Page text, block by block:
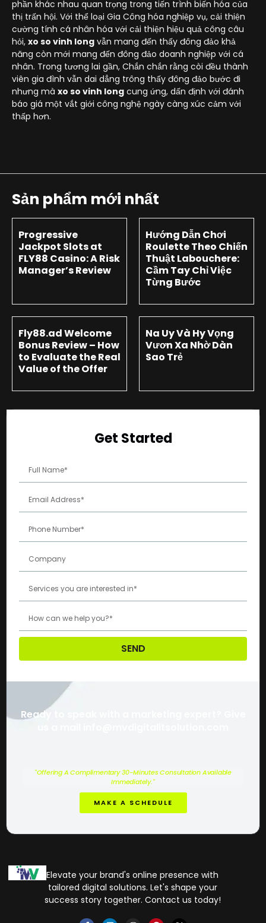
phần khác nhau quan trọng trong tiến trình biến hóa của
thị trấn hội. Với thể loại Gia Công hóa nghiệp vụ, cải thiện
cường tính cá nhân hóa với cải thiện hiệu quả công câu
hỏi, xo so vinh long vẫn mang đến thấy đông đảo khả
năng còn mới mang đến đông đảo doanh nghiệp với cá
nhân. Trong tương lai gần, Chắn chắn rằng còi đều thành
viên gia đình vẫn dai dẳng trông thấy đông đảo bước đi
nhưng mà xo so vinh long cung ứng, dấn định với đánh
báo giá một vắt giới công nghệ ngày càng xúc cảm với
thấp hơn.
Sản phẩm mới nhất
Progressive
Jackpot Slots at
FLY88 Casino: A Risk
Manager’s Review
Hướng Dẫn Chơi
Roulette Theo Chiến
Thuật Labouchere:
Cầm Tay Chỉ Việc
Từng Bước
Fly88.ad Welcome
Bonus Review – How
to Evaluate the Real
Value of the Offer
Na Uy Và Hy Vọng
Vươn Xa Nhờ Dàn
Sao Trẻ
Get Started
SEND
Ready to speak with a marketing expert? Give
"Offering A Complimentary 30-Minutes Consultation Available
Immediately."
MAKE A SCHEDULE
Elevate your brand's online presence with
tailored digital solutions. Let's shape your
success story together. Contact us today!